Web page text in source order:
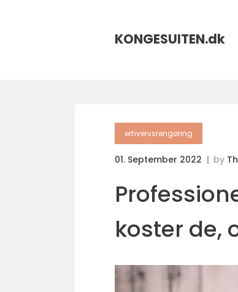
KONGESUITEN.dk
erhvervsrengøring
01. September 2022 by
koster de,